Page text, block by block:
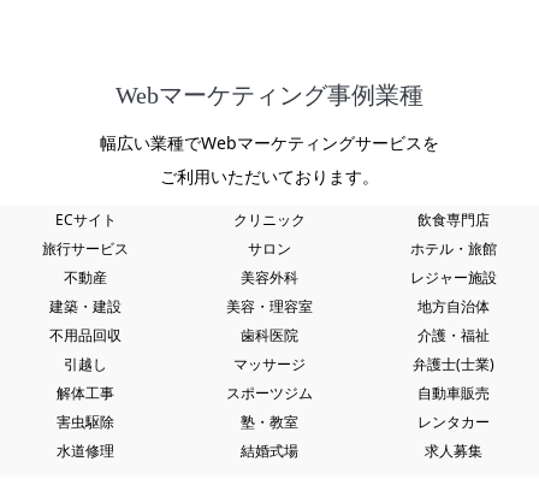
Webマーケティング事例業種
幅広い業種でWebマーケティングサービスを
ご利用いただいております。
ECサイト
旅行サービス
不動産
建築・建設
不用品回収
引越し
解体工事
害虫駆除
水道修理
クリニック
サロン
美容外科
美容・理容室
歯科医院
マッサージ
スポーツジム
塾・教室
結婚式場
飲食専門店
ホテル・旅館
レジャー施設
地方自治体
介護・福祉
弁護士(士業)
自動車販売
レンタカー
求人募集